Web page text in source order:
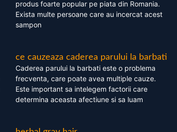
produs foarte popular pe piata din Romania.
Exista multe persoane care au incercat acest
sampon
ce cauzeaza caderea parului la barbati
Caderea parului la barbati este o problema
frecventa, care poate avea multiple cauze.
Este important sa intelegem factorii care
determina aceasta afectiune si sa luam